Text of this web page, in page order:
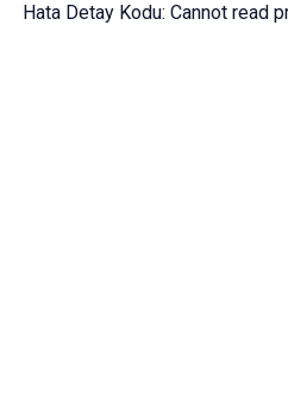
Hata Detay Kodu: Cannot read